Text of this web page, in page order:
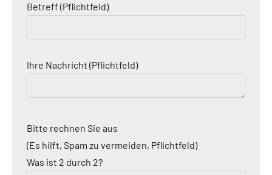
Betreff (Pflichtfeld)
Ihre Nachricht (Pflichtfeld)
Bitte rechnen Sie aus
(Es hilft, Spam zu vermeiden, Pflichtfeld)
Was ist 2 durch 2?